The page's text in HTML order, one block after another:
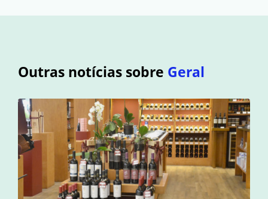
Outras notícias sobre Geral